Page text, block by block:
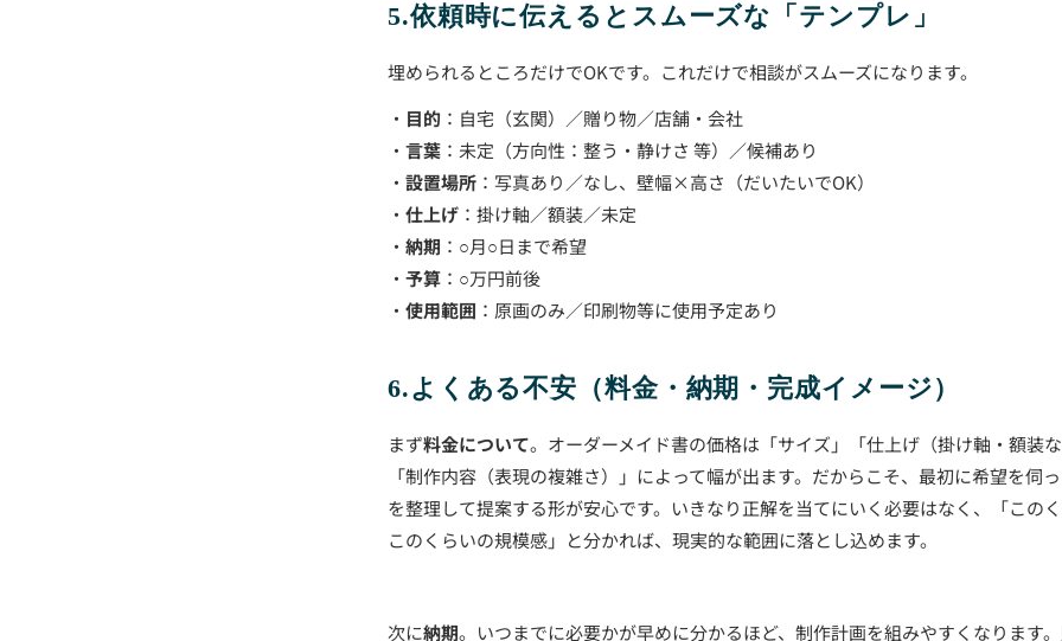
5.依頼時に伝えるとスムーズな「テンプレ」
埋められるところだけでOKです。これだけで相談がスムーズになります。
・ 目的 ：自宅（玄関）／贈り物／店舗・会社
・ 言葉 ：未定（方向性：整う・静けさ 等）／候補あり
・ 設置場所 ：写真あり／なし、壁幅×高さ（だいたいでOK）
・ 仕上げ ：掛け軸／額装／未定
・ 納期 ：○月○日まで希望
・ 予算 ：○万円前後
・ 使用範囲 ：原画のみ／印刷物等に使用予定あり
6.よくある不安（料金・納期・完成イメージ）
まず料金について。オーダーメイド書の価格は「サイズ」「仕上げ（掛け軸・額装な
「制作内容（表現の複雑さ）」によって幅が出ます。だからこそ、最初に希望を伺
を整理して提案する形が安心です。いきなり正解を当てにいく必要はなく、「このく
このくらいの規模感」と分かれば、現実的な範囲に落とし込めます。
次に納期。いつまでに必要かが早めに分かるほど、制作計画を組みやすくなります。